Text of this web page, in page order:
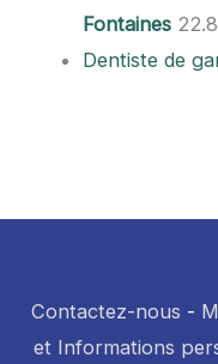
Fontaines
Dentiste de
Contactez-nous -
et Informations